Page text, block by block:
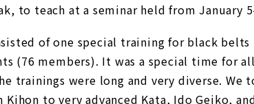
to teach at a seminar held from January
of one special training for black
(76 members). It was a special time for
trainings were long and very diverse. We
to very advanced Kata, Ido Geiko,